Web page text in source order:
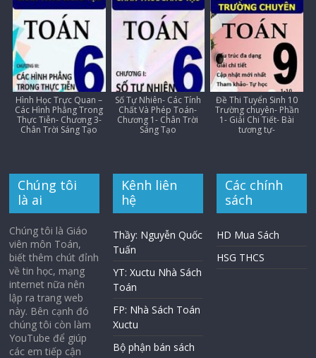
Hình Học Trực Quan –
Các Hình Phẳng Trong
Thực Tiễn- Chương 3-
Chân Trời Sáng Tạo
Số Tự Nhiên- Các Tính
Chất Và Phép Toán-
Chương 1- Chân Trời
Sáng Tạo
Đề Thi Tuyển Sinh 10
Trường chuyên- Phần
1- Giải Chi Tiết- Bài
tương tự-
Chúng tôi
là ai
Chúng tôi là Giáo
viên môn Toán,
biết thêm chút đỉnh
về tin học, mạng
internet nữa nên
lập ra trang web
này. Bên cạnh đó
chúng tôi còn làm
YouTube để giúp
các em tiếp cận
Kênh liên
hệ
Thầy: Nguyễn Quốc
Tuấn
YT: Xuctu Nhà Sách
Toán
FP: Nhà Sách Toán
Xuctu
Bộ phận bán sách
Các chính
sách
HD Mua Sách
HSG THCS